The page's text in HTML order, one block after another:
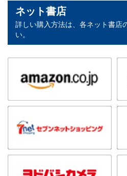
ネット書店
詳しい購入方法は、各ネット書店
い。